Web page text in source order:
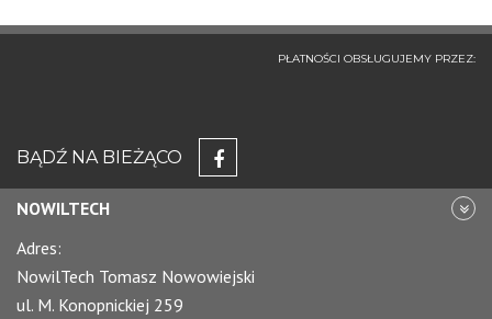
PŁATNOŚCI OBSŁUGUJEMY PRZEZ:
BĄDŹ NA BIEŻĄCO
NOWILTECH
Adres:
NowilTech Tomasz Nowowiejski
ul. M. Konopnickiej 259